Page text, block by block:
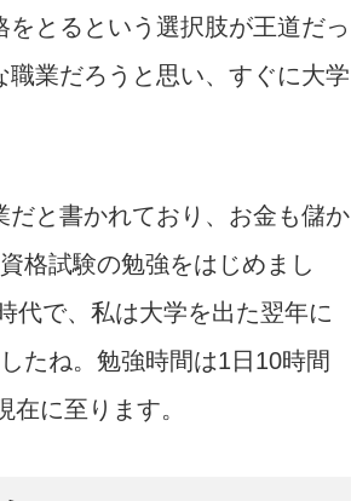
とるという選択肢が王道だっ
業だろうと思い、すぐに大学
と書かれており、お金も儲か
格試験の勉強をはじめまし
代で、私は大学を出た翌年に
たね。勉強時間は1日10時間
に至ります。